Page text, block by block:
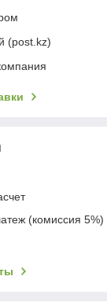
(post.kz)
(комиссия 5%)